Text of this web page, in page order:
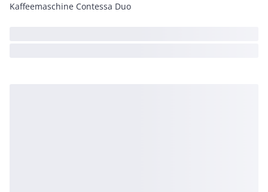
Kaffeemaschine Contessa Duo